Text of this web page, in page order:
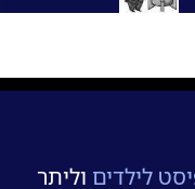
לילדים וליתר